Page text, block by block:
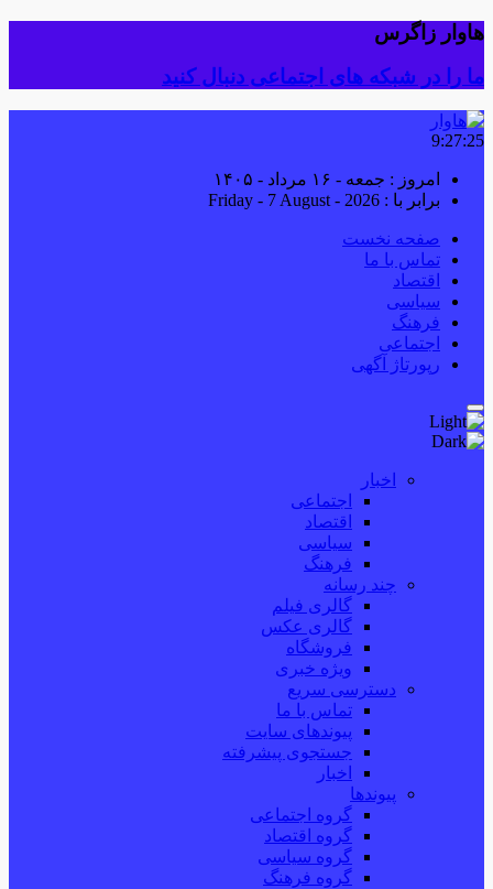
هاوار زاگرس
ما را در شبکه های اجتماعی دنبال کنید
9:27:25
امروز : جمعه - ۱۶ مرداد - ۱۴۰۵
برابر با : Friday - 7 August - 2026
صفحه نخست
تماس با ما
اقتصاد
سیاسی
فرهنگ
اجتماعی
رپورتاژ آگهی
اخبار
اجتماعی
اقتصاد
سیاسی
فرهنگ
چند رسانه
گالری فیلم
گالری عکس
فروشگاه
ویژه خبری
دسترسی سریع
تماس با ما
پیوندهای سایت
جستجوی پیشرفته
اخبار
پیوندها
گروه اجتماعی
گروه اقتصاد
گروه سیاسی
گروه فرهنگ